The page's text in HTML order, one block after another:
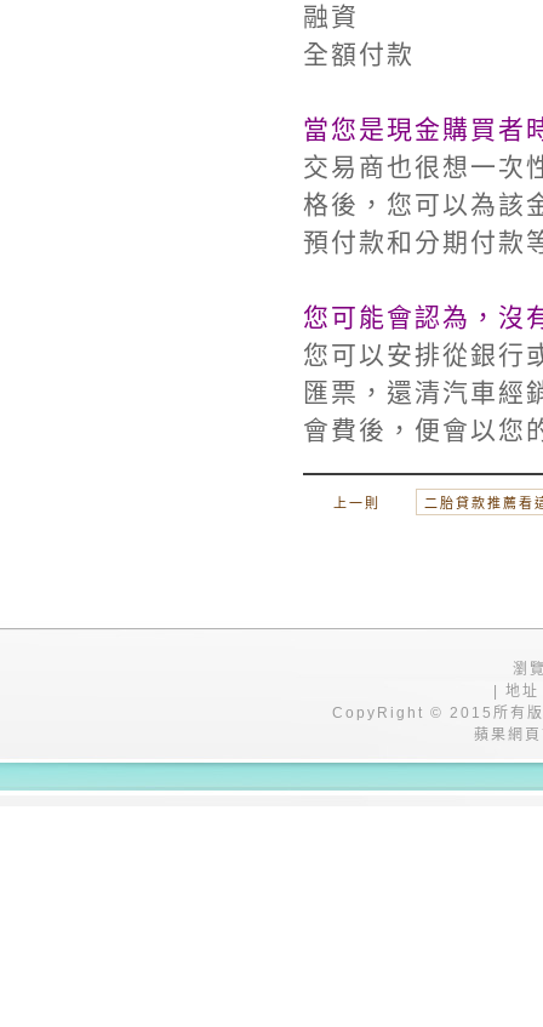
融資
全額付款
當您是現金購買者
交易商也很想一次
格後，您可以為該
預付款和分期付款
您可能會認為，沒
您可以安排從銀行
匯票，還清汽車經
會費後，便會以您
上一則 二胎貸款推薦看
瀏
| 地
CopyRight © 2015所有版
蘋果網